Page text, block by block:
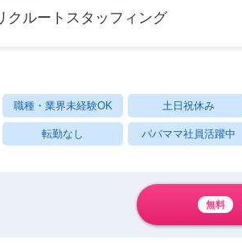
クルートスタッフィング
職種・業界未経験OK 土日祝休み
転勤なし パパママ社員活躍中
無料